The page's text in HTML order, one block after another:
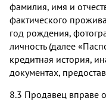
фамилия, имя и
фактического
год рождения,
личность (далее
кредитная история,
документах,
8.3 Продавец вправе